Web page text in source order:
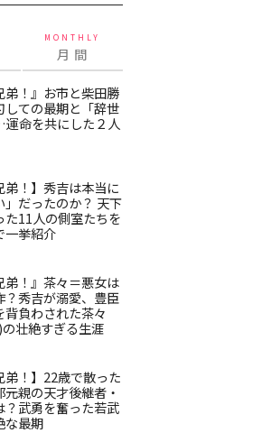
MONTHLY
月 間
弟！』お市と柴田勝
しての最期と「辞世
命を共にした２人
弟！】秀吉は本当に
」だったのか？ 天下
た11人の側室たちを
一挙紹介
弟！』茶々＝悪女は
？秀吉が溺愛、豊臣
背負わされた茶々
壮絶すぎる生涯
弟！】22歳で散った
親の天才後継者・
？武勇を奮った若武
な最期